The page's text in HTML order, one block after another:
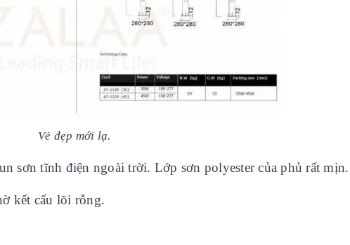
Vẻ đẹp mới lạ.
sơn tĩnh điện ngoài trời. Lớp sơn polyester của phủ rất mịn.
kết cấu lõi rỗng.